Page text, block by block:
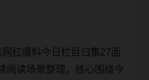
红爆料今日栏目归集27面
阅读场景整理，核心围绕今